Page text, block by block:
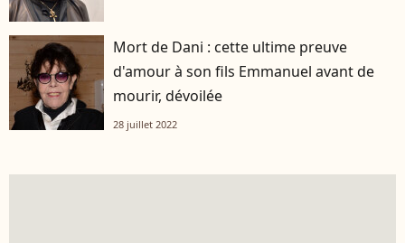
Mort de Dani : cette ultime preuve
d'amour à son fils Emmanuel avant de
mourir, dévoilée
28 juillet 2022